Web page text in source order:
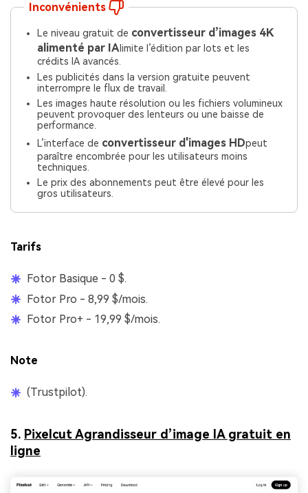
Inconvénients
Le niveau gratuit de convertisseur d’images 4K
alimenté par IAlimite l’édition par lots et les
crédits IA avancés.
Les publicités dans la version gratuite peuvent
interrompre le flux de travail.
Les images haute résolution ou les fichiers volumineux
peuvent provoquer des lenteurs ou une baisse de
performance.
L’interface de convertisseur d'images HDpeut
paraître encombrée pour les utilisateurs moins
techniques.
Le prix des abonnements peut être élevé pour les
gros utilisateurs.
Tarifs
Fotor Basique - 0 $.
Fotor Pro - 8,99 $/mois.
Fotor Pro+ - 19,99 $/mois.
Note
(Trustpilot).
5. Pixelcut Agrandisseur d’image IA gratuit en
ligne